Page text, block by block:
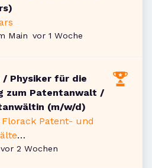
Main Veröffentlicht
vor 1 Woche
/ Physiker für die
zum Patentanwalt /
(m/w/d)
Florack Patent- und
mbB
Veröffentlicht:
vor 2 Wochen